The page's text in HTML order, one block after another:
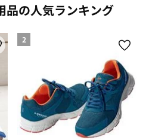
品の人気ランキング
2